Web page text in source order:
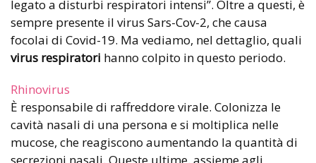
legato a disturbi respiratori intensi”. Oltre a questi, è
sempre presente il virus Sars-Cov-2, che causa
focolai di Covid-19. Ma vediamo, nel dettaglio, quali
virus respiratori hanno colpito in questo periodo.
Rhinovirus
È responsabile di raffreddore virale. Colonizza le
cavità nasali di una persona e si moltiplica nelle
mucose, che reagiscono aumentando la quantità di